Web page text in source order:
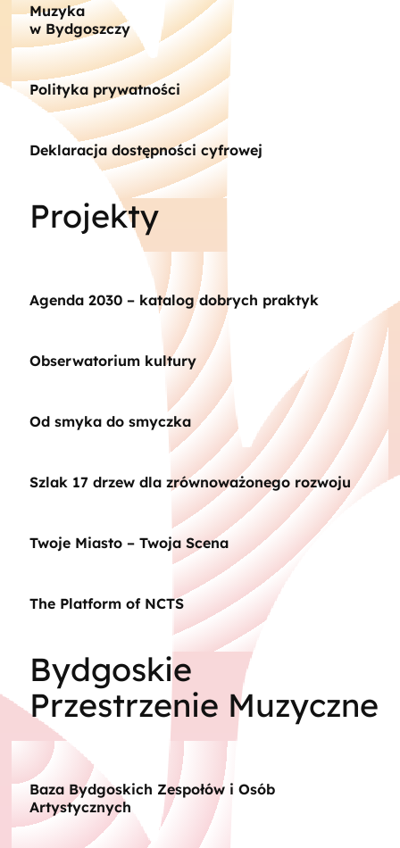
Muzyka
w Bydgoszczy
Polityka prywatności
Deklaracja dostępności cyfrowej
Projekty
Agenda 2030 – katalog dobrych praktyk
Obserwatorium kultury
Od smyka do smyczka
Szlak 17 drzew dla zrównoważonego rozwoju
Twoje Miasto – Twoja Scena
The Platform of NCTS
Bydgoskie
Przestrzenie Muzyczne
Baza Bydgoskich Zespołów i Osób
Artystycznych